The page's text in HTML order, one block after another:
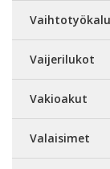
Vaijerilukot
Vakioakut
Valaisimet